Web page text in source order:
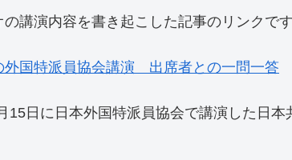
講演内容を書き起こした記事のリンクで
外国特派員協会講演 出席者との一問一答
日に日本外国特派員協会で講演した日本